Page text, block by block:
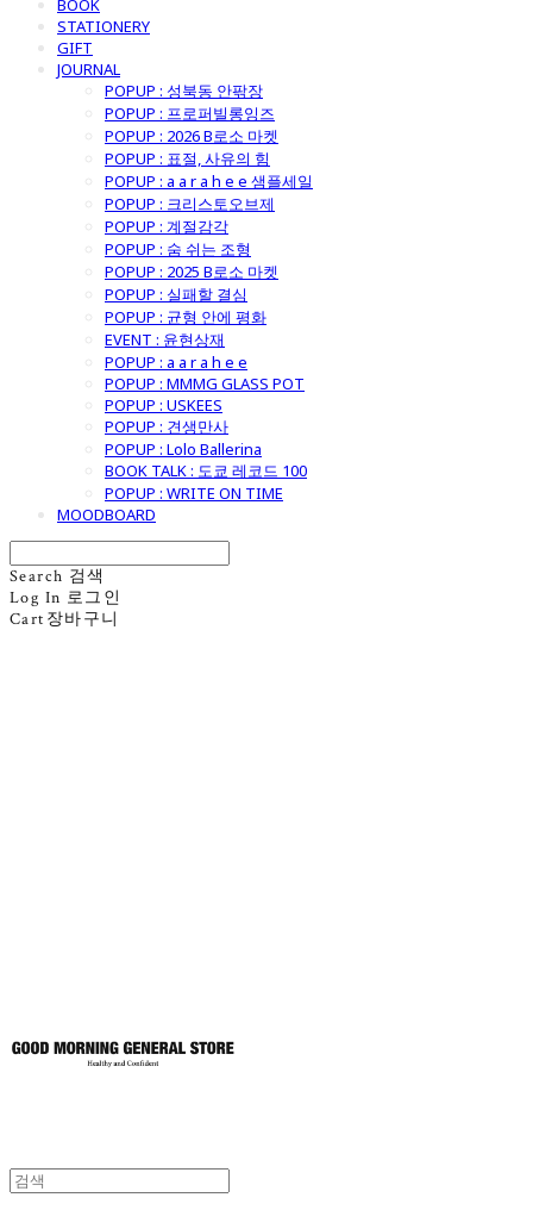
BOOK
STATIONERY
GIFT
JOURNAL
POPUP : 성북동 안팎장
POPUP : 프로퍼빌롱잉즈
POPUP : 2026 B로소 마켓
POPUP : 표절, 사유의 힘
POPUP : a a r a h e e 샘플세일
POPUP : 크리스토오브제
POPUP : 계절감각
POPUP : 숨 쉬는 조형
POPUP : 2025 B로소 마켓
POPUP : 실패할 결심
POPUP : 균형 안에 평화
EVENT : 윤현상재
POPUP : a a r a h e e
POPUP : MMMG GLASS POT
POPUP : USKEES
POPUP : 견생만사
POPUP : Lolo Ballerina
BOOK TALK : 도쿄 레코드 100
POPUP : WRITE ON TIME
MOODBOARD
Search 검색
Log In 로그인
Cart 장바구니